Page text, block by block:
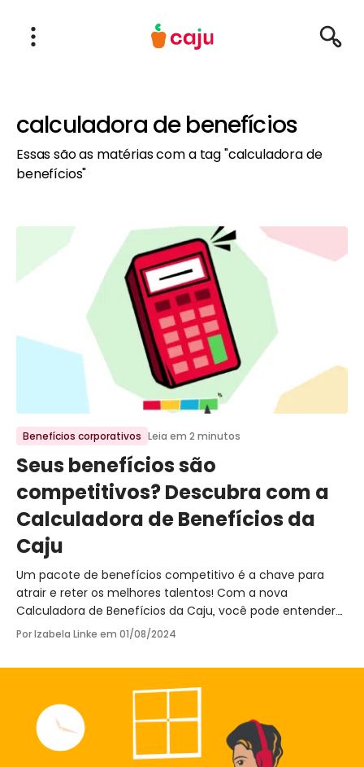
Menu Principal
Abrir Menu
calculadora de benefícios
Essas são as matérias com a tag "calculadora de
benefícios"
Benefícios corporativos Leia em 2 minutos
Seus benefícios são
competitivos? Descubra com a
Calculadora de Benefícios da
Caju
Um pacote de benefícios competitivo é a chave para
atrair e reter os melhores talentos! Com a nova
Calculadora de Benefícios da Caju, você pode entender
exatamente como otimizar suas ofertas e se destacar no
Por Izabela Linke em 01/08/2024